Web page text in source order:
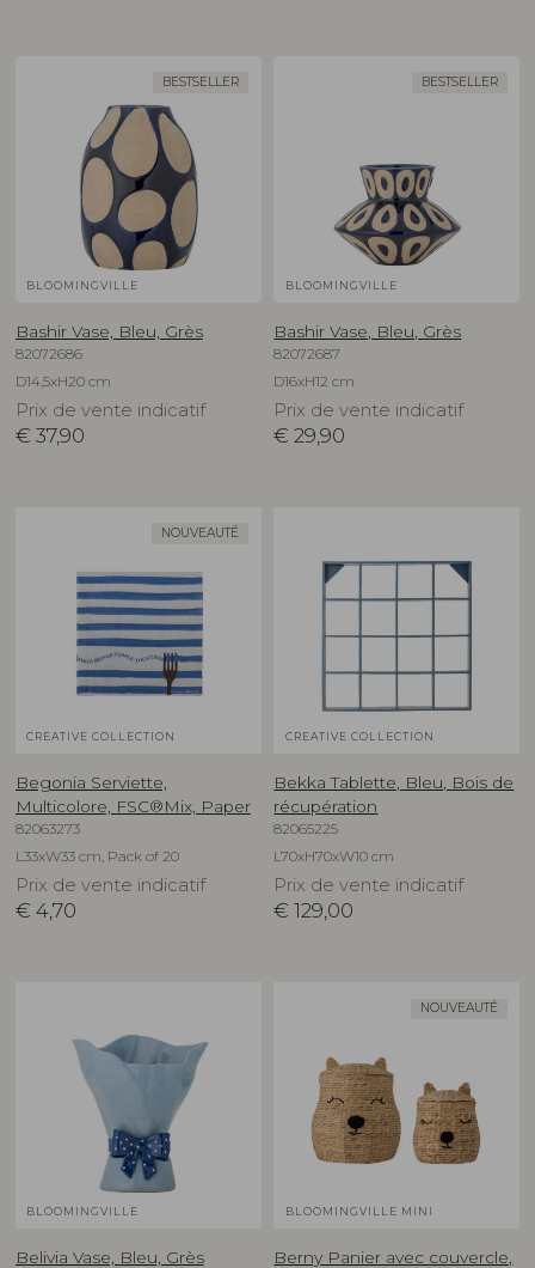
BESTSELLER
BLOOMINGVILLE
Bashir Vase, Bleu, Grès
82072686
D14,5xH20 cm
Prix de vente indicatif
€ 37,90
BESTSELLER
BLOOMINGVILLE
Bashir Vase, Bleu, Grès
82072687
D16xH12 cm
Prix de vente indicatif
€ 29,90
NOUVEAUTÉ
CREATIVE COLLECTION
Begonia Serviette,
Multicolore, FSC®Mix, Paper
82063273
L33xW33 cm, Pack of 20
Prix de vente indicatif
€ 4,70
CREATIVE COLLECTION
Bekka Tablette, Bleu, Bois de
récupération
82065225
L70xH70xW10 cm
Prix de vente indicatif
€ 129,00
BLOOMINGVILLE
Belivia Vase, Bleu, Grès
NOUVEAUTÉ
BLOOMINGVILLE MINI
Berny Panier avec couvercle,